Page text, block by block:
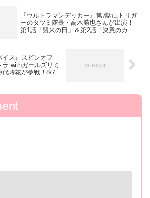
『ウルトラマンデッカー』第7話にトリガ
ーのタツミ隊長・高木勝也さんが出演！
第1話「襲来の日」＆第2話「決意のカナ
イス』スピンオフ
ラ withガールズリミ
代玲花が参戦！8/7配